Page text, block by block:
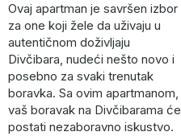
Ovaj apartman je savršen izbor
za one koji žele da uživaju u
autentičnom doživljaju
Divčibara, nudeći nešto novo i
posebno za svaki trenutak
boravka. Sa ovim apartmanom,
vaš boravak na Divčibarama će
postati nezaboravno iskustvo.